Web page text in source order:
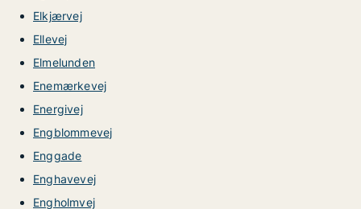
Elkjærvej
Ellevej
Elmelunden
Enemærkevej
Energivej
Engblommevej
Enggade
Enghavevej
Engholmvej